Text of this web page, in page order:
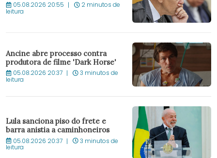
05.08.2026 20:55 2 minutos de
leitura
Ancine abre processo contra
produtora de filme 'Dark Horse'
05.08.2026 20:37 3 minutos de
leitura
Lula sanciona piso do frete e
barra anistia a caminhoneiros
05.08.2026 20:37 3 minutos de
leitura